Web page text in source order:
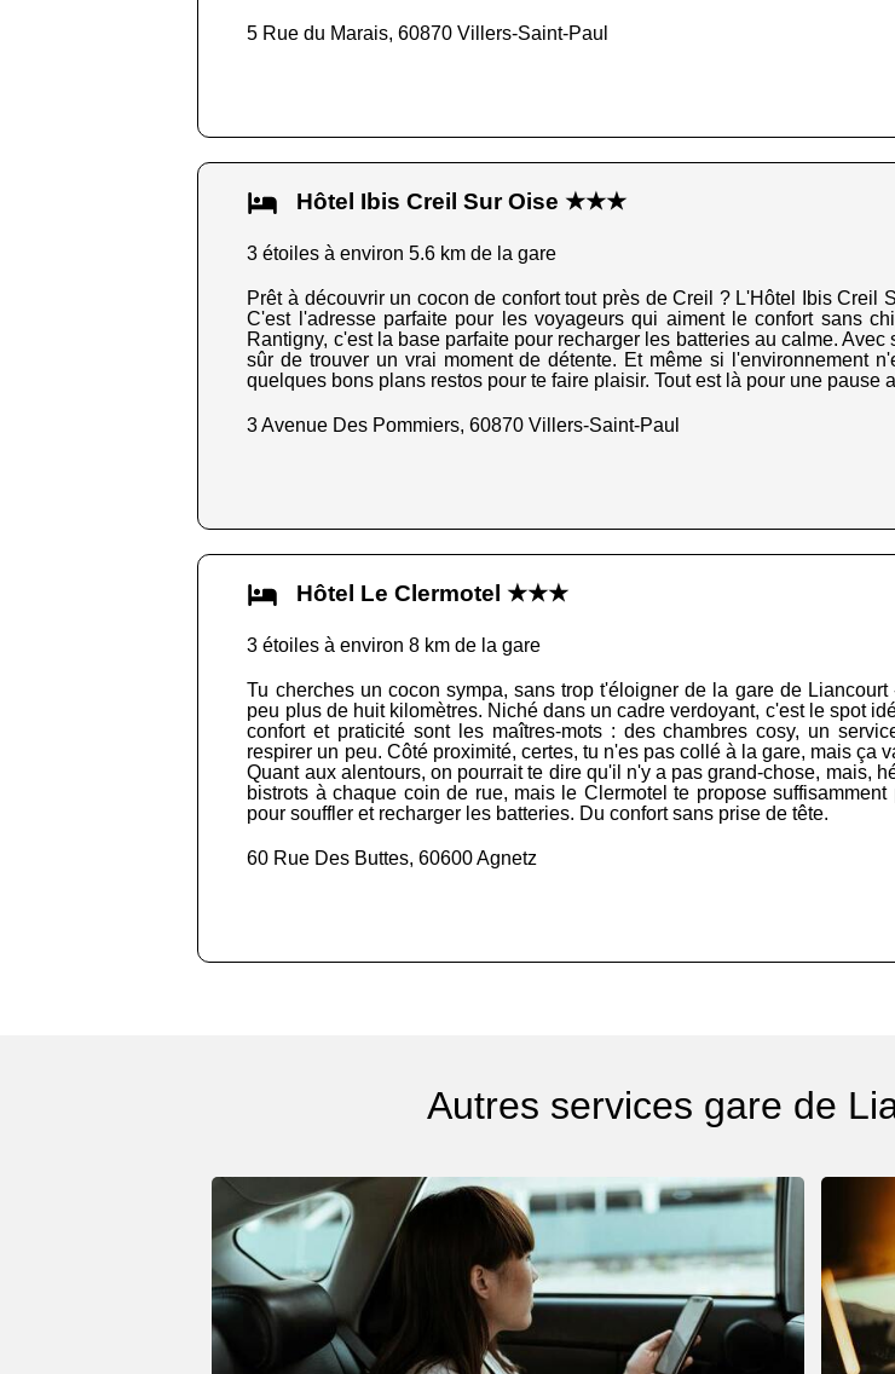
5 Rue du Marais, 60870 Villers-Saint-Paul
Hôtel Ibis Creil Sur Oise ★★★
3 étoiles à environ 5.6 km de la gare
Prêt à découvrir un cocon de confort tout près de Creil ? L'Hôtel Ibis Creil
C'est l'adresse parfaite pour les voyageurs qui aiment le confort sans
Rantigny, c'est la base parfaite pour recharger les batteries au calme.
sûr de trouver un vrai moment de détente. Et même si l'environnement
quelques bons plans restos pour te faire plaisir. Tout est là pour une pause
3 Avenue Des Pommiers, 60870 Villers-Saint-Paul
Hôtel Le Clermotel ★★★
3 étoiles à environ 8 km de la gare
Tu cherches un cocon sympa, sans trop t'éloigner de la gare de
peu plus de huit kilomètres. Niché dans un cadre verdoyant, c'est le spot
confort et praticité sont les maîtres-mots : des chambres cosy, un
respirer un peu. Côté proximité, certes, tu n'es pas collé à la gare, mais ça
Quant aux alentours, on pourrait te dire qu'il n'y a pas grand-chose, mais,
bistrots à chaque coin de rue, mais le Clermotel te propose
pour souffler et recharger les batteries. Du confort sans prise de tête.
60 Rue Des Buttes, 60600 Agnetz
Autres services gare de